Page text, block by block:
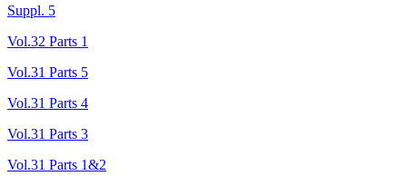
Suppl. 5
Vol.32 Parts 1
Vol.31 Parts 5
Vol.31 Parts 4
Vol.31 Parts 3
Vol.31 Parts 1&2